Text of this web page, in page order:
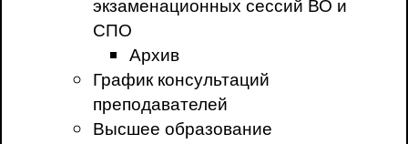
СПО
Архив
График консультаций
преподавателей
Высшее образование